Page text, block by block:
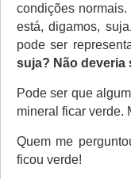
condições
está, digamos,
pode ser
suja? Não deveria
Pode ser que
mineral ficar verde.
Quem me
ficou verde!